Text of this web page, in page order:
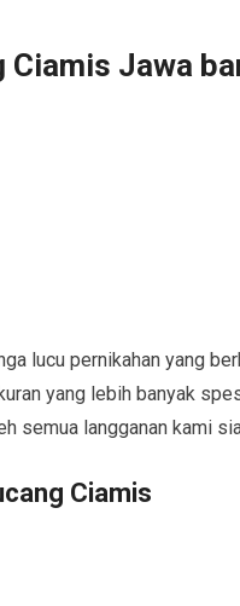
Ciamis Jawa
lucu pernikahan yang
yang lebih banyak
semua langganan kami
Ciamis